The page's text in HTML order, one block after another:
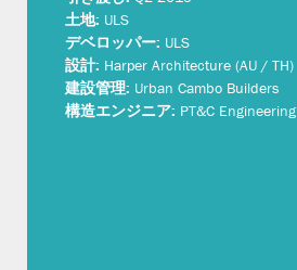
土地: ULS
デベロッパー: ULS
設計: Harper Architecture (AU / TH)
建設管理: Urban Cambo Builders
構造エンジニア: PT&C Engineering